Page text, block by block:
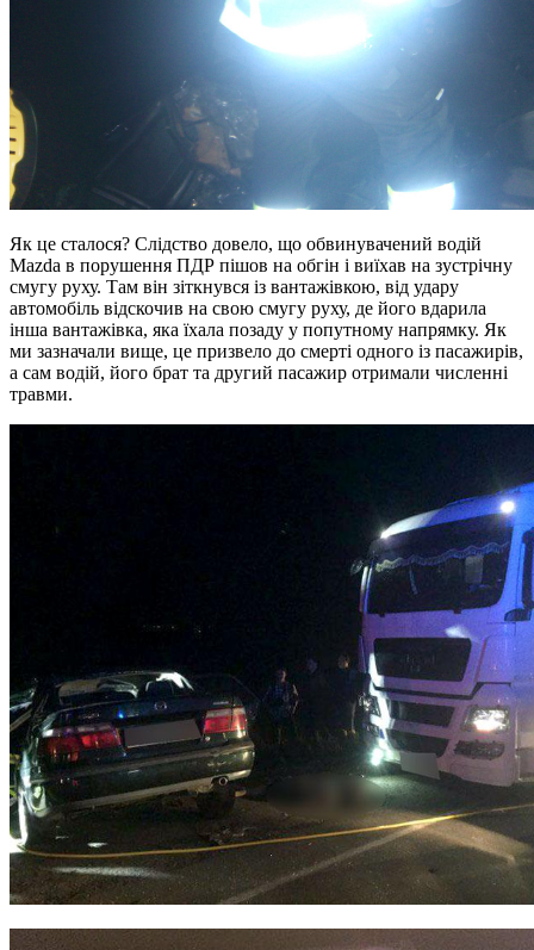
Як це сталося? Слідство довело, що обвинувачений водій
Mazda в порушення ПДР пішов на обгін і виїхав на зустрічну
смугу руху. Там він зіткнувся із вантажівкою, від удару
автомобіль відскочив на свою смугу руху, де його вдарила
інша вантажівка, яка їхала позаду у попутному напрямку. Як
ми зазначали вище, це призвело до смерті одного із пасажирів,
а сам водій, його брат та другий пасажир отримали численні
травми.